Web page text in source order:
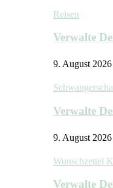
Reisen
Verwalte
9. August 2026
Verwalte
9. August 2026
Wunschzettel
Verwalte